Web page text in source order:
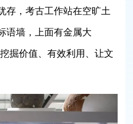
存，考古工作站在空旷土
语墙，上面有金属大
掘价值、有效利用、让文